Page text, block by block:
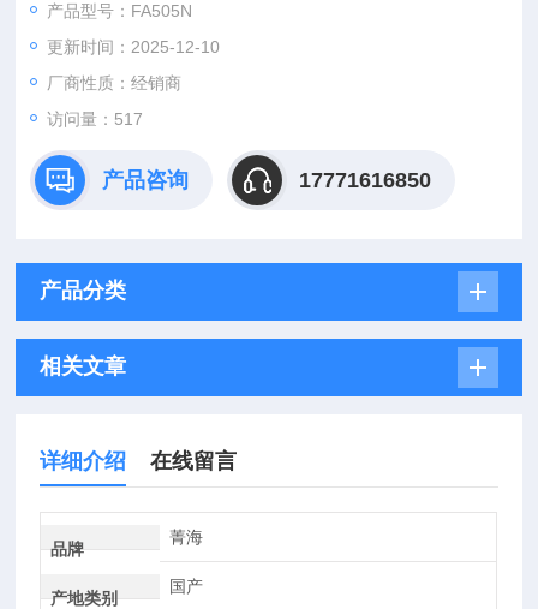
产品型号：FA505N
更新时间：2025-12-10
厂商性质：经销商
访问量：517
产品咨询 17771616850
产品分类
相关文章
详细介绍 在线留言
品牌
菁海
产地类别
国产